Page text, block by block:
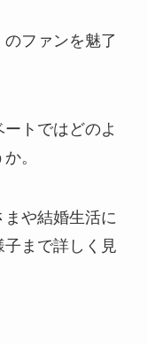
ファンを魅了
トではどのよ
。
や結婚生活に
まで詳しく見